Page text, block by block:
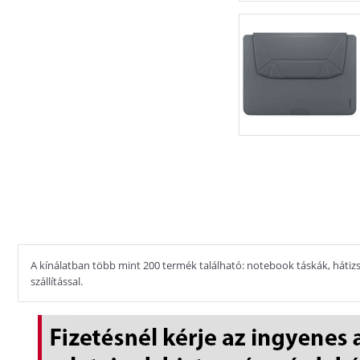
A kínálatban több mint 200 termék található: notebook táskák,
szállítással.